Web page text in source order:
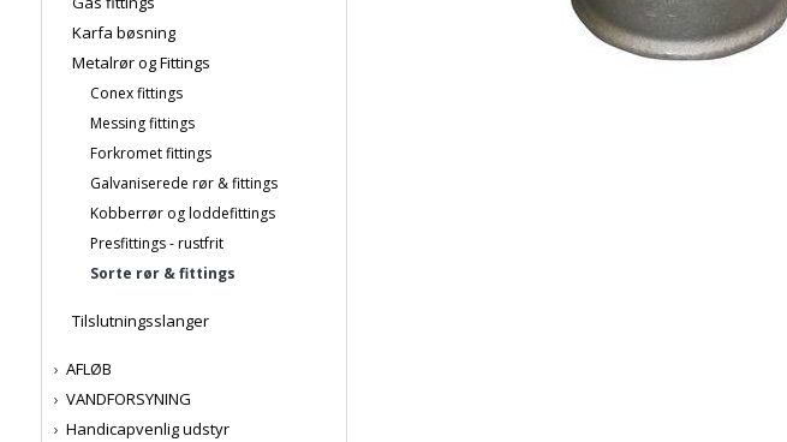
Karfa bøsning
Metalrør og Fittings
Conex fittings
Messing fittings
Forkromet fittings
Galvaniserede rør & fittings
Kobberrør og loddefittings
Presfittings - rustfrit
Sorte rør & fittings
Tilslutningsslanger
AFLØB
VANDFORSYNING
Handicapvenlig udstyr